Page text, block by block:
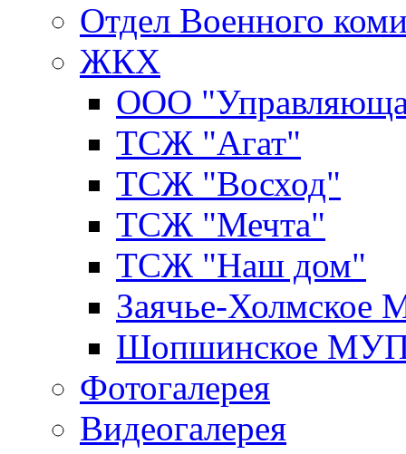
Отдел Военного
ЖКХ
ООО
ТСЖ "Агат"
ТСЖ "Восход"
ТСЖ "Мечта"
ТСЖ "Наш дом"
Заячье-
Шопшинское
Фотогалерея
Видеогалерея